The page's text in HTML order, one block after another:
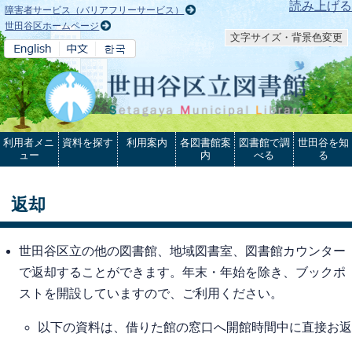
本文へ 読み上げる
障害者サービス（バリアフリーサービス）
世田谷区ホームページ
文字サイズ・背景色変更
利用者メニ
ュー
資料を探す 利用案内
各図書館案
内
図書館で調
べる
世田谷を知
る
返却
世田谷区立の他の図書館、地域図書室、図書館カウンター
で返却することができます。年末・年始を除き、ブックポ
ストを開設していますので、ご利用ください。
以下の資料は、借りた館の窓口へ開館時間中に直接お返